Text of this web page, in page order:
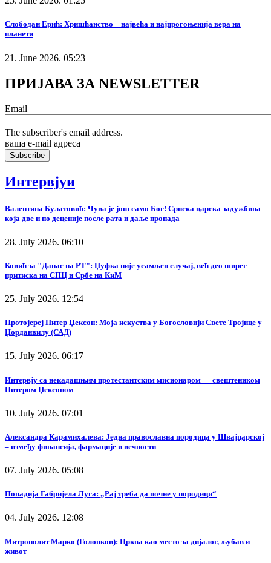
Слободан Ерић: Хришћанство – највећа и најпрогоњенија вера на
планети
21. June 2026. 05:23
ПРИЈАВА ЗА NEWSLETTER
Email
The subscriber's email address.
ваша е-mail адреса
Интервјуи
Валентина Булатовић: Чува је још само Бог! Српска царска задужбина
која две и по деценије после рата и даље пропада
28. July 2026. 06:10
Ковић за "Данас на РТ": Џуфка није усамљен случај, већ део ширег
притиска на СПЦ и Србе на КиМ
25. July 2026. 12:54
Протојереј Питер Џексон: Моја искуства у Богословији Свете Тројице у
Џорданвилу (САД)
15. July 2026. 06:17
Интервју са некадашњим протестантским мисионаром — свештеником
Питером Џексоном
10. July 2026. 07:01
Александра Карамихалева: Једна православна породица у Швајцарској
– између финансија, фармације и вечности
07. July 2026. 05:08
Попадија Габријела Луга: „Рај треба да почне у породици“
04. July 2026. 12:08
Митрополит Марко (Головков): Црква као место за дијалог, љубав и
живот